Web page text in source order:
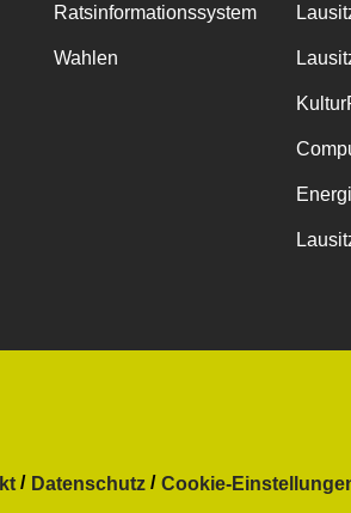
Ratsinformationssystem
Wahlen
Datenschutz Cookie-